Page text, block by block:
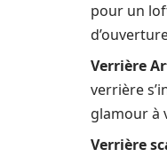
pour un
Verrière
verrière
glamour à
Verrière